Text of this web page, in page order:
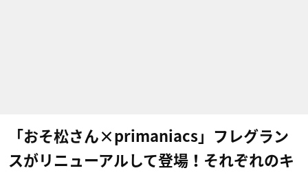
「おそ松さん×primaniacs」フレグラン
スがリニューアルして登場！それぞれのキ